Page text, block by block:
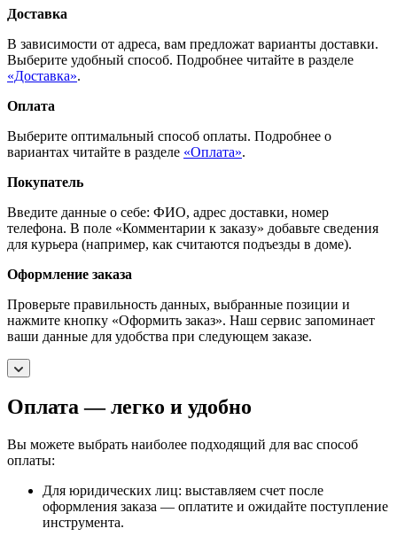
Доставка
В зависимости от адреса, вам предложат варианты доставки.
Выберите удобный способ. Подробнее читайте в разделе
«Доставка».
Оплата
Выберите оптимальный способ оплаты. Подробнее о
вариантах читайте в разделе «Оплата».
Покупатель
Введите данные о себе: ФИО, адрес доставки, номер
телефона. В поле «Комментарии к заказу» добавьте сведения
для курьера (например, как считаются подъезды в доме).
Оформление заказа
Проверьте правильность данных, выбранные позиции и
нажмите кнопку «Оформить заказ». Наш сервис запоминает
ваши данные для удобства при следующем заказе.
Оплата — легко и удобно
Вы можете выбрать наиболее подходящий для вас способ
оплаты:
Для юридических лиц: выставляем счет после
оформления заказа — оплатите и ожидайте поступление
инструмента.